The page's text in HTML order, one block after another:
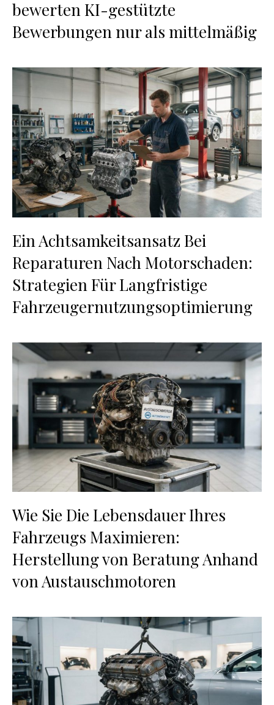
bewerten KI-gestützte
Bewerbungen nur als mittelmäßig
Ein Achtsamkeitsansatz Bei
Reparaturen Nach Motorschaden:
Strategien Für Langfristige
Fahrzeugernutzungsoptimierung
Wie Sie Die Lebensdauer Ihres
Fahrzeugs Maximieren:
Herstellung von Beratung Anhand
von Austauschmotoren